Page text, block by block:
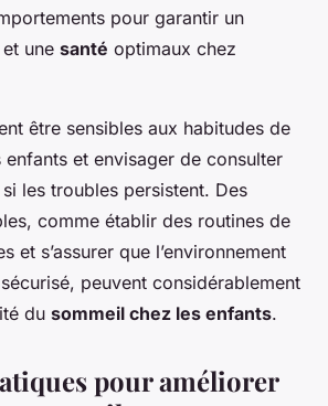
pour garantir un
et une santé optimaux chez
être sensibles aux habitudes de
enfants et envisager de consulter
les troubles persistent. Des
comme établir des routines de
et s’assurer que l’environnement
peuvent considérablement
du sommeil chez les enfants.
pour améliorer